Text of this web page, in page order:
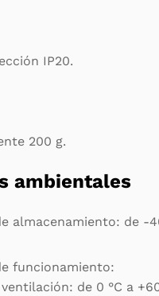
IP20.
200 g.
ambientales
almacenamiento: de -
funcionamiento:
de 0 °C a